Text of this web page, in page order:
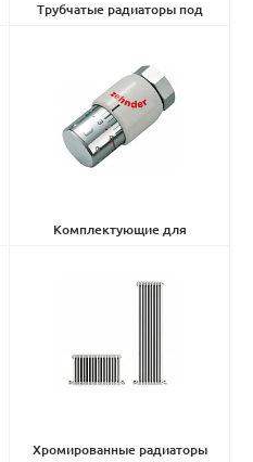
Трубчатые радиаторы под
Комплектующие для
Хромированные радиаторы